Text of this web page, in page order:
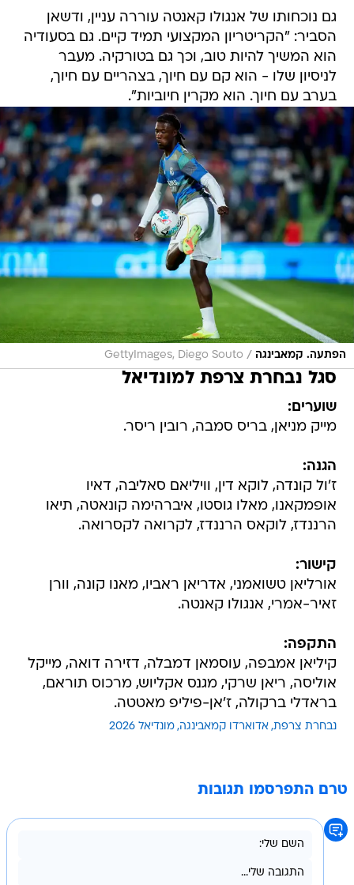
גם נוכחותו של אנגולו קאנטה עוררה עניין, ודשאן
הסביר: "הקריטריון המקצועי תמיד קיים. גם בסעודיה
הוא המשיך להיות טוב, וכך גם בטורקיה. מעבר
לניסיון שלו - הוא קם עם חיוך, בצהריים עם חיוך,
בערב עם חיוך. הוא מקרין חיוביות".
הפתעה. קמאבינגה /
GettyImages, Diego Souto
סגל נבחרת צרפת למונדיאל
שוערים:
מייק מניאן, בריס סמבה, רובין ריסר.
הגנה:
ז'ול קונדה, לוקא דין, וויליאם סאליבה, דאיו
אופמקאנו, מאלו גוסטו, איברהימה קונאטה, תיאו
הרננדז, לוקאס הרננדז, לקרואה לקסרואה.
קישור:
אורליאן טשואמני, אדריאן ראביו, מאנו קונה, וורן
זאיר-אמרי, אנגולו קאנטה.
התקפה:
קיליאן אמבפה, עוסמאן דמבלה, דזירה דואה, מייקל
אוליסה, ריאן שרקי, מגנס אקליוש, מרכוס תוראם,
בראדלי ברקולה, ז'אן-פיליפ מאטטה.
נבחרת צרפת אדוארדו קמאבינגה מונדיאל 2026
טרם התפרסמו תגובות